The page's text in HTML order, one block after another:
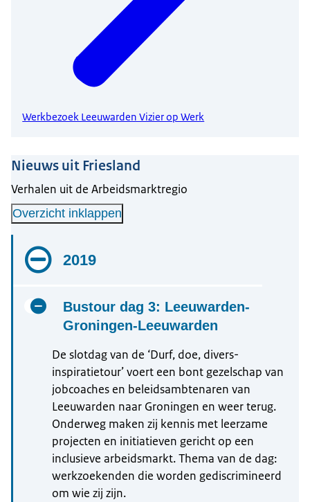
Werkbezoek Leeuwarden Vizier op Werk
Nieuws uit Friesland
Verhalen uit de Arbeidsmarktregio
Overzicht inklappen
2019
Bustour dag 3: Leeuwarden-
Groningen-Leeuwarden
De slotdag van de ‘Durf, doe, divers-
inspiratietour’ voert een bont gezelschap van
jobcoaches en beleidsambtenaren van
Leeuwarden naar Groningen en weer terug.
Onderweg maken zij kennis met leerzame
projecten en initiatieven gericht op een
inclusieve arbeidsmarkt. Thema van de dag:
werkzoekenden die worden gediscrimineerd
om wie zij zijn.